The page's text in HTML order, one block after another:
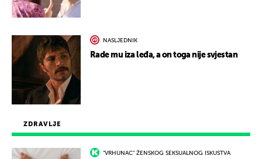
ZDRAVLJE
"VRHUNAC" ŽENSKOG SEKSUALNOG ISKUSTVA
NASLJEDNIK
Rade mu iza leđa, a on toga nije svjestan